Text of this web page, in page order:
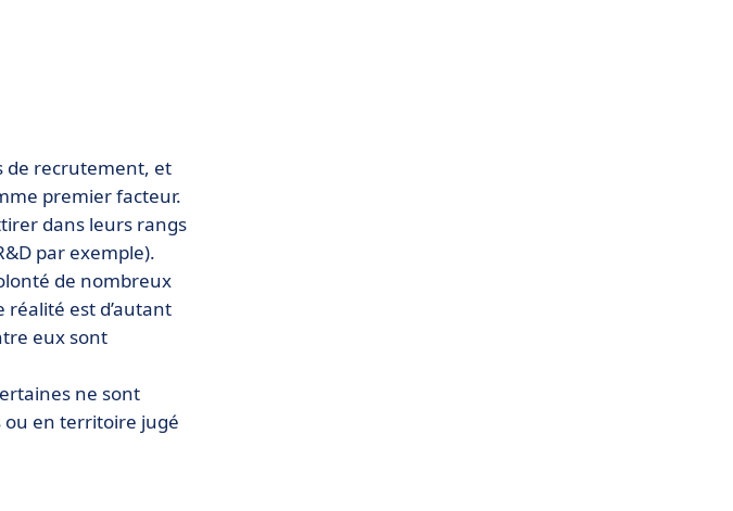
de recrutement, et
premier facteur.
dans leurs rangs
par exemple).
de nombreux
est d’autant
eux sont
ne sont
ou en territoire jugé